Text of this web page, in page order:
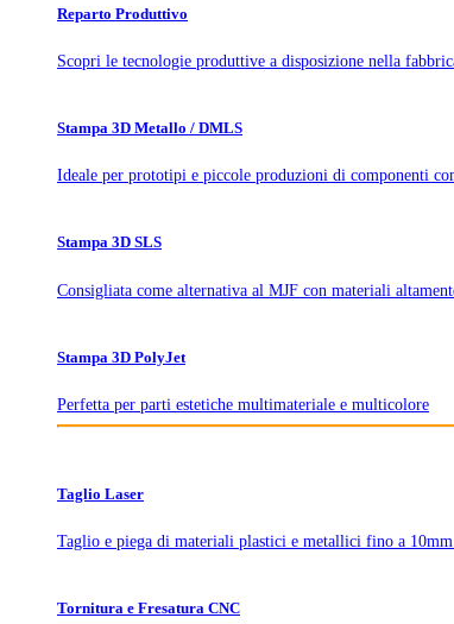
Reparto Produttivo
Scopri le tecnologie produttive a disposizione nella
Stampa 3D Metallo / DMLS
Ideale per prototipi e piccole produzioni di componenti
Stampa 3D SLS
Consigliata come alternativa al MJF con materiali
Stampa 3D PolyJet
Perfetta per parti estetiche multimateriale e multicolore
Taglio Laser
Taglio e piega di materiali plastici e metallici fino a 10mm
Tornitura e Fresatura CNC